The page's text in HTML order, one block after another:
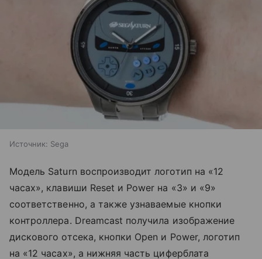
Источник: Sega
Модель Saturn воспроизводит логотип на «12
часах», клавиши Reset и Power на «3» и «9»
соответственно, а также узнаваемые кнопки
контроллера. Dreamcast получила изображение
дискового отсека, кнопки Open и Power, логотип
на «12 часах», а нижняя часть циферблата